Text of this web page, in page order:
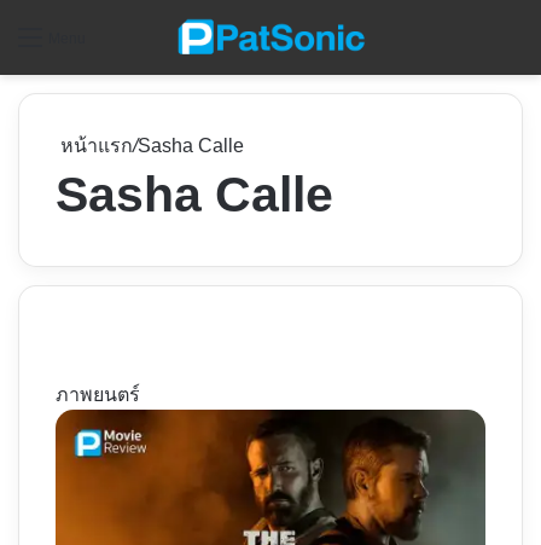
หน้าแรก/Sasha Calle
Sasha Calle
ภาพยนตร์